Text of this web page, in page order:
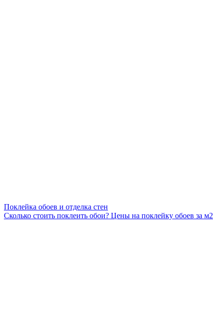
Поклейка обоев и отделка стен
Сколько стоить поклеить обои? Цены на поклейку обоев за м2